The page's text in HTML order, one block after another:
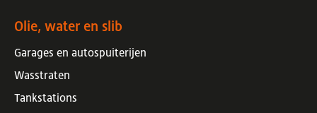
Olie, water en slib
Garages en autospuiterijen
Wasstraten
Tankstations